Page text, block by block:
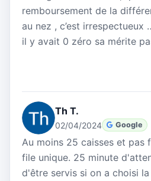
remboursement de la
au nez , c’est irrespectueux
il y avait 0 zéro sa mérite
Th T.
02/04/2024 Google
Au moins 25 caisses et pas
file unique. 25 minute
d'être servis si on a choisi